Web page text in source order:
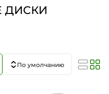
ДИСКИ
По умолчанию